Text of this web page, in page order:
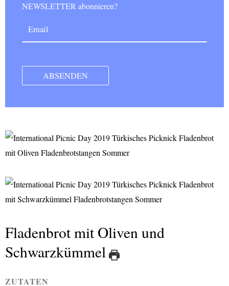
NEWSLETTER abonnieren?
Fladenbrot mit Oliven und
Schwarzkümmel
ZUTATEN